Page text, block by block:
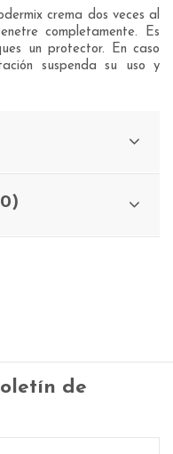
crema dos veces al
completamente. Es
un protector. En caso
suspenda su uso y
de